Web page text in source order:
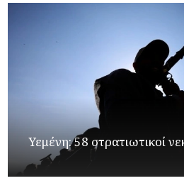
Υεμένη: 58 στρατιωτικοί